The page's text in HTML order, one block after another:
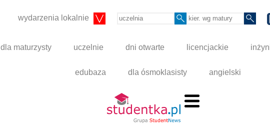
wydarzenia lokalnie
dla maturzysty uczelnie dni otwarte licencjackie
edubaza dla ósmoklasisty angielski